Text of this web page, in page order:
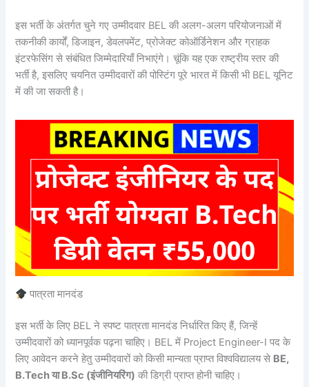
इस भर्ती के अंतर्गत चुने गए उम्मीदवार BEL की अलग-अलग परियोजनाओं में
तकनीकी कार्यों, डिजाइन, डेवलपमेंट, प्रोजेक्ट कोऑर्डिनेशन और ग्राहक
इंटरफेसिंग से संबंधित जिम्मेदारियाँ निभाएंगे। चूंकि यह एक राष्ट्रीय स्तर की
भर्ती है, इसलिए चयनित उम्मीदवारों की पोस्टिंग पूरे भारत में किसी भी BEL यूनिट
में की जा सकती है।
पात्रता मानदंड
इस भर्ती के लिए BEL ने स्पष्ट पात्रता मानदंड निर्धारित किए हैं, जिन्हें
उम्मीदवारों को ध्यानपूर्वक पढ़ना चाहिए। BEL में Project Engineer-I पद के
लिए आवेदन करने हेतु उम्मीदवारों को किसी मान्यता प्राप्त विश्वविद्यालय से BE,
B.Tech या B.Sc (इंजीनियरिंग) की डिग्री प्राप्त होनी चाहिए।